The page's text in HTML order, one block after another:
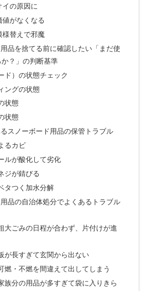
イの原因に
値がなくなる
様替えで邪魔
品を捨てる前に確認したい「まだ使
？」の判断基準
ド）の状態チェック
ングの状態
状態
状態
スノーボード用品の保管トラブル
るカビ
ルが酸化して劣化
ジが錆びる
タつく加水分解
品の自治体処分でよくあるトラブル
大ごみの日程が合わず、片付けが進
が長すぎて玄関から出ない
・不燃を間違えて出してしまう
族分の用品が多すぎて袋に入りきら